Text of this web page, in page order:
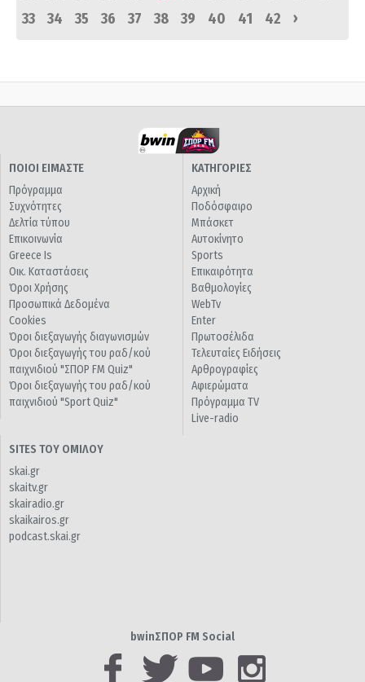
33
34 35 36 37 38 39 40 41 42 ›
ΠΟΙΟΙ ΕΙΜΑΣΤΕ
Πρόγραμμα
Συχνότητες
Δελτία τύπου
Επικοινωνία
Greece Is
Οικ. Καταστάσεις
Όροι Χρήσης
Προσωπικά Δεδομένα
Cookies
Όροι διεξαγωγής διαγωνισμών
Όροι διεξαγωγής του ραδ/κού
παιχνιδιού "ΣΠΟΡ FM Quiz"
Όροι διεξαγωγής του ραδ/κού
παιχνιδιού "Sport Quiz"
ΚΑΤΗΓΟΡΙΕΣ
Αρχική
Ποδόσφαιρο
Μπάσκετ
Αυτοκίνητο
Sports
Επικαιρότητα
Βαθμολογίες
WebTv
Enter
Πρωτοσέλιδα
Τελευταίες Ειδήσεις
Αρθρογραφίες
Αφιερώματα
Πρόγραμμα TV
Live-radio
SITES ΤΟΥ ΟΜΙΛΟΥ
skai.gr
skaitv.gr
skairadio.gr
skaikairos.gr
podcast.skai.gr
bwinΣΠΟΡ FM Social